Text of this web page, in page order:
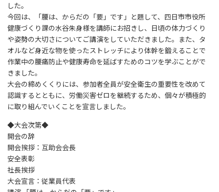
した。
今回は、「腰は、からだの「要」です」と題して、四日市市役所
健康づくり課の水谷朱身様を講師にお招きし、日頃の体力づくり
や姿勢の大切さについてご講演をしていただきました。また、タ
オルなど身近な物を使ったストレッチにより体幹を鍛えることで
作業中の腰痛防止や健康寿命を延ばすためのコツを学ぶことがで
きました。
大会の締めくくりには、参加者全員が安全衛生の重要性を改めて
認識するとともに、労働災害ゼロを継続するため、個々が積極的
に取り組んでいくことを宣言しました。
◆大会次第◆
開会の辞
開会挨拶：互助会会長
安全表彰
社長挨拶
大会宣言：従業員代表